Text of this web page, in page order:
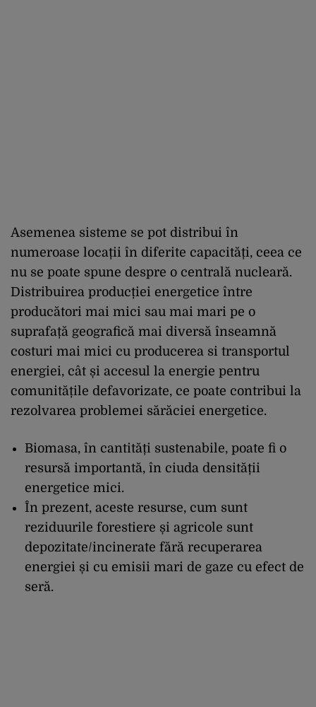
Asemenea sisteme se pot distribui în
numeroase locații în diferite capacități, ceea ce
nu se poate spune despre o centrală nucleară.
Distribuirea producției energetice între
producători mai mici sau mai mari pe o
suprafață geografică mai diversă înseamnă
costuri mai mici cu producerea si transportul
energiei, cât și accesul la energie pentru
comunitățile defavorizate, ce poate contribui la
rezolvarea problemei sărăciei energetice.
Biomasa, în cantități sustenabile, poate fi o
resursă importantă, în ciuda densității
energetice mici.
În prezent, aceste resurse, cum sunt
reziduurile forestiere și agricole sunt
depozitate/incinerate fără recuperarea
energiei și cu emisii mari de gaze cu efect de
seră.